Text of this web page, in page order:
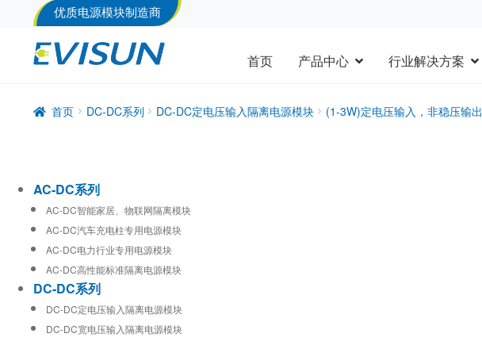
优质电源模块制造商
首页 产品中心 行业解决方案
首页 DC-DC系列 DC-DC定电压输入隔离电源模块 (1-3W)定电压输入，非稳压输出
AC-DC系列
AC-DC智能家居、物联网隔离模块
AC-DC汽车充电柱专用电源模块
AC-DC电力行业专用电源模块
AC-DC高性能标准隔离电源模块
DC-DC系列
DC-DC定电压输入隔离电源模块
DC-DC宽电压输入隔离电源模块